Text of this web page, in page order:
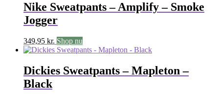
Nike Sweatpants – Amplify – Smoke
Jogger
349,95 kr. Shop nu
Dickies Sweatpants – Mapleton –
Black